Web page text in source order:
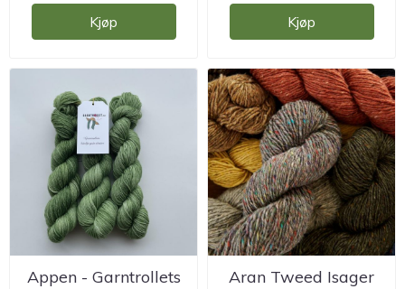
Kjøp Kjøp
Appen - Garntrollets
Aran Tweed Isager